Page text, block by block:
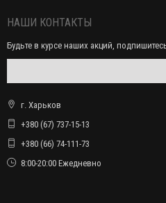
НАШИ КОНТАКТЫ
Будьте в курсе наших акций,
г. Харьков
+380 (67) 737-15-13
+380 (66) 74-111-73
8:00-20:00 Ежедневно